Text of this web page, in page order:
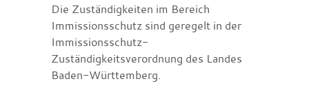
Die Zuständigkeiten im Bereich
Immissionsschutz sind geregelt in der
Immissionsschutz-
Zuständigkeitsverordnung des Landes
Baden-Württemberg.